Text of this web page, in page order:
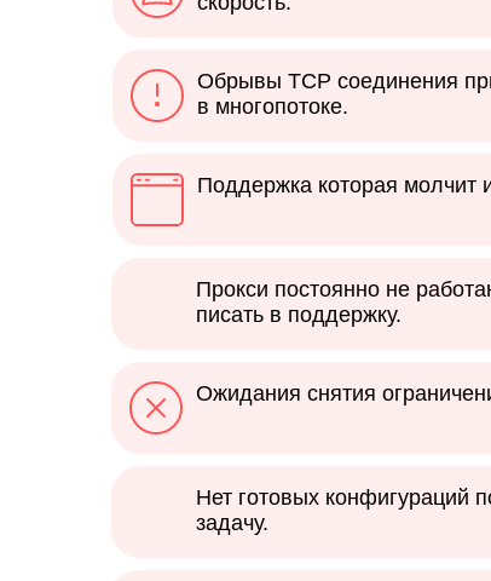
Обрывы TCP соединения
в многопотоке.
Поддержка которая молчит
Прокси постоянно не
писать в поддержку.
Ожидания снятия
Нет готовых конфигураций
задачу.